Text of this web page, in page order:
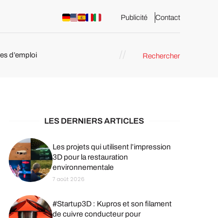
Publicité Contact
d’emploi Rechercher
LES DERNIERS ARTICLES
Les projets qui utilisent l’impression
3D pour la restauration
environnementale
7 août 2026
#Startup3D : Kupros et son filament
de cuivre conducteur pour